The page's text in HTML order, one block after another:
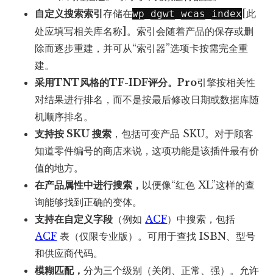
自定义搜索索引存储在wp_dgwt_wcas_index [此
处应填写相关库名称]。索引会随着产品的保存或删
除而逐步重建，并可从“索引器”选项卡按需完全重
建。
采用TNT风格的TF-IDF评分。Pro引擎按相关性
对结果进行排名，而不是按最后修改日期或数据库随
机顺序排名。
支持按 SKU 搜索 ，包括可变产品 SKU。对于顾客
知道零件编号的商店来说，这项功能是该插件最有价
值的地方。
在产品属性中进行搜索， 以便像“红色 XL”这样的查
询能够找到正确的变体。
支持在自定义字段 （例如 ACF）中搜索，包括
ACF 表（仅限专业版）。可用于查找 ISBN、型号
和供应商代码。
模糊匹配，分为三个级别（关闭、正常、强）。允许